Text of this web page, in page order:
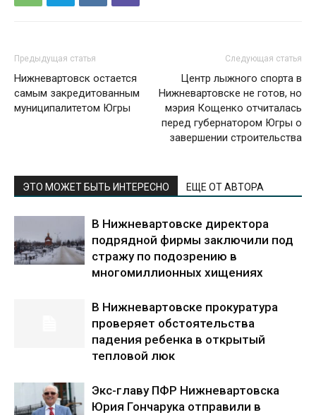
Предыдущая статья
Нижневартовск остается
самым закредитованным
муниципалитетом Югры
Следующая статья
Центр лыжного спорта в
Нижневартовске не готов, но
мэрия Кощенко отчиталась
перед губернатором Югры о
завершении строительства
ЭТО МОЖЕТ БЫТЬ ИНТЕРЕСНО ЕЩЕ ОТ АВТОРА
В Нижневартовске директора
подрядной фирмы заключили под
стражу по подозрению в
многомиллионных хищениях
В Нижневартовске прокуратура
проверяет обстоятельства
падения ребенка в открытый
тепловой люк
Экс-главу ПФР Нижневартовска
Юрия Гончарука отправили в